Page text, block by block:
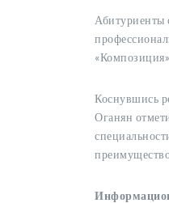
Абитуриенты
Коснувшись
Оганян